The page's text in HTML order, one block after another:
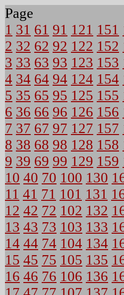
Page
1 31 61 91 121 151
2 32 62 92 122 152
3 33 63 93 123 153
4 34 64 94 124 154
5 35 65 95 125 155
6 36 66 96 126 156
7 37 67 97 127 157
8 38 68 98 128 158
9 39 69 99 129 159
10 40 70 100 130
11 41 71 101 131
12 42 72 102 132
13 43 73 103 133
14 44 74 104 134
15 45 75 105 135
16 46 76 106 136